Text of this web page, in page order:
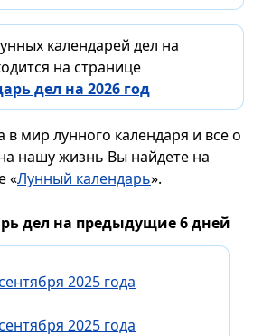
календарей дел на
на странице
дел на 2026 год
в мир лунного календаря и все о
нашу жизнь Вы найдете на
«Лунный календарь».
дел на предыдущие 6 дней
2025 года
2025 года